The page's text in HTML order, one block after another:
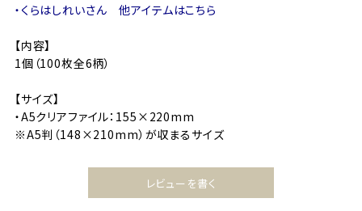
・くらはしれいさん 他アイテムはこちら
【内容】
1個（100枚全6柄）
【サイズ】
・A5クリアファイル：155×220mm
※A5判（148×210mm）が収まるサイズ
レビューを書く